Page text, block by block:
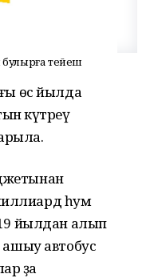
булырға тейеш
өс йылда
күтәреү
һум
йылдан алып
ашыу автобус
ҙа